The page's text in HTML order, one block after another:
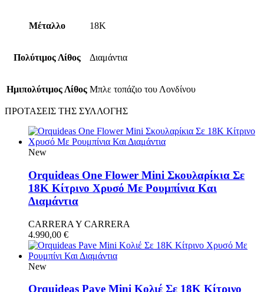
Μέταλλο 18K
Πολύτιμος Λίθος Διαμάντια
Ημιπολύτιμος Λίθος Μπλε τοπάζιo του Λονδίνου
ΠΡΟΤΑΣΕΙΣ ΤΗΣ ΣΥΛΛΟΓΗΣ
New
Orquideas One Flower Mini Σκουλαρίκια Σε
18Κ Κίτρινο Χρυσό Με Ρουμπίνια Και
Διαμάντια
CARRERA Y CARRERA
4.990,00 €
New
Orquideas Pave Mini Κολιέ Σε 18Κ Κίτρινο